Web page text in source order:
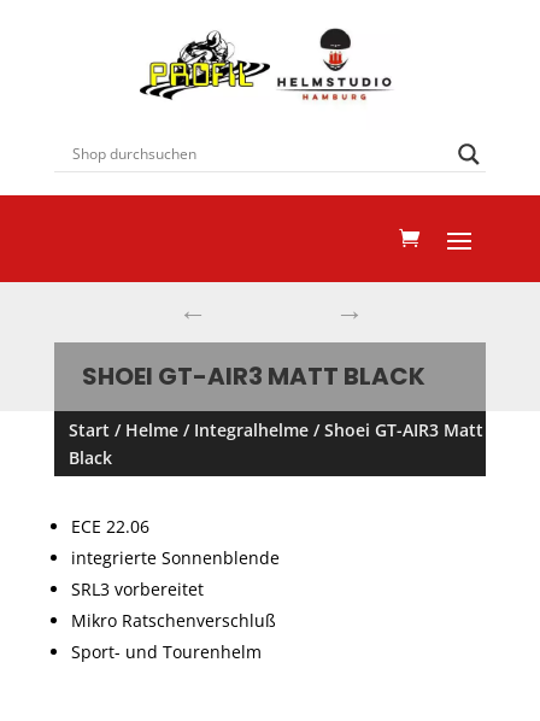
← →
SHOEI GT-AIR3 MATT BLACK
Start / Helme/ Integralhelme/ Shoei GT-AIR3 Matt
Black
ECE 22.06
integrierte Sonnenblende
SRL3 vorbereitet
Mikro Ratschenverschluß
Sport- und Tourenhelm